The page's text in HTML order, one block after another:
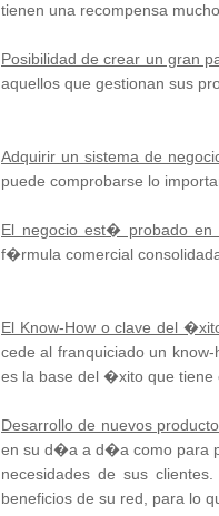
tienen una recompensa
Posibilidad de crear un gran
aquellos que gestionan sus
Adquirir un sistema de
puede comprobarse lo
El negocio est� probado en
f�rmula comercial
El Know-How o clave del
cede al franquiciado un
es la base del �xito que tiene
Desarrollo de nuevos
en su d�a a d�a como para
necesidades de sus
beneficios de su red, para lo